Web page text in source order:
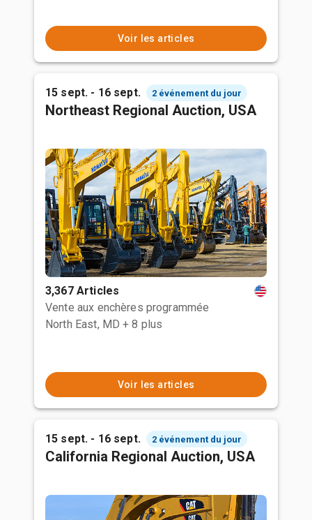
Voir les articles
15 sept. - 16 sept. 2 événement du jour
Northeast Regional Auction, USA
3,367 Articles
Vente aux enchères programmée
North East, MD + 8 plus
Voir les articles
15 sept. - 16 sept. 2 événement du jour
California Regional Auction, USA